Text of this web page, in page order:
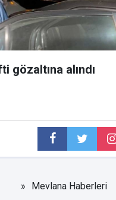
gözaltına alındı
Mevlana Haberleri